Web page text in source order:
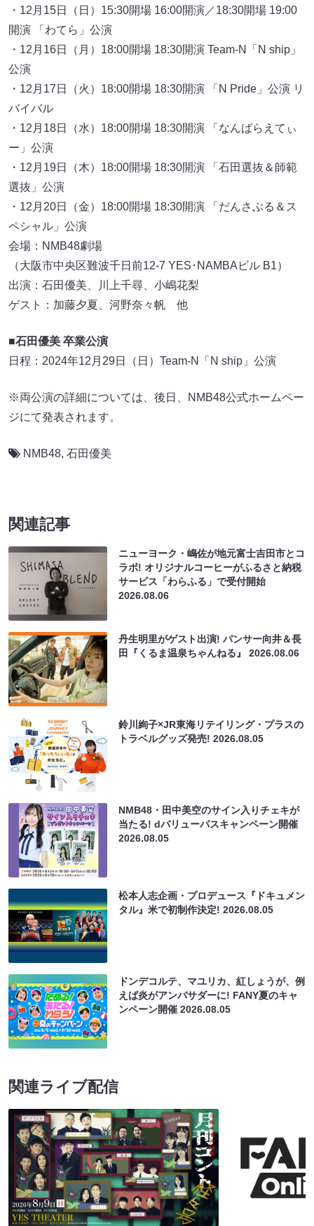
・12月15日（日）15:30開場 16:00開演／18:30開場 19:00
開演 「わてら」公演
・12月16日（月）18:00開場 18:30開演 Team-N「N ship」
公演
・12月17日（火）18:00開場 18:30開演 「N Pride」公演 リ
バイバル
・12月18日（水）18:00開場 18:30開演 「なんばらえてぃ
ー」公演
・12月19日（木）18:00開場 18:30開演 「石田選抜＆師範
選抜」公演
・12月20日（金）18:00開場 18:30開演 「だんさぶる＆ス
ペシャル」公演
会場：NMB48劇場
（大阪市中央区難波千日前12‐7 YES･NAMBAビル B1）
出演：石田優美、川上千尋、小嶋花梨
ゲスト：加藤夕夏、河野奈々帆 他
■石田優美 卒業公演
日程：2024年12月29日（日）Team-N「N ship」公演
※両公演の詳細については、後日、NMB48公式ホームペー
ジにて発表されます。
NMB48, 石田優美
関連記事
ニューヨーク・嶋佐が地元富士吉田市とコ
ラボ! オリジナルコーヒーがふるさと納税
サービス「わらふる」で受付開始
2026.08.06
丹生明里がゲスト出演! パンサー向井＆長
田『くるま温泉ちゃんねる』2026.08.06
鈴川絢子×JR東海リテイリング・プラスの
トラベルグッズ発売!2026.08.05
NMB48・田中美空のサイン入りチェキが
当たる! dバリューパスキャンペーン開催
2026.08.05
松本人志企画・プロデュース『ドキュメン
タル』米で初制作決定!2026.08.05
ドンデコルテ、マユリカ、紅しょうが、例
えば炎がアンバサダーに! FANY夏のキャ
ンペーン開催2026.08.05
関連ライブ配信